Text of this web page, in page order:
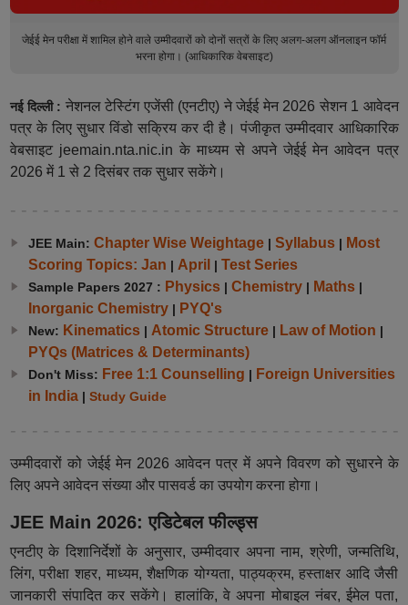
जेईई मेन परीक्षा में शामिल होने वाले उम्मीदवारों को दोनों सत्रों के लिए अलग-अलग ऑनलाइन फॉर्म
भरना होगा। (आधिकारिक वेबसाइट)
नई दिल्ली : नेशनल टेस्टिंग एजेंसी (एनटीए) ने जेईई मेन 2026 सेशन 1 आवेदन
पत्र के लिए सुधार विंडो सक्रिय कर दी है। पंजीकृत उम्मीदवार आधिकारिक
वेबसाइट jeemain.nta.nic.in के माध्यम से अपने जेईई मेन आवेदन पत्र
2026 में 1 से 2 दिसंबर तक सुधार सकेंगे।
JEE Main: Chapter Wise Weightage| Syllabus| Most
Scoring Topics: Jan | April | Test Series
Sample Papers 2027 : Physics| Chemistry| Maths|
Inorganic Chemistry| PYQ's
New: Kinematics| Atomic Structure| Law of Motion |
PYQs (Matrices & Determinants)
Don't Miss: Free 1:1 Counselling | Foreign Universities
in India| Study Guide
उम्मीदवारों को जेईई मेन 2026 आवेदन पत्र में अपने विवरण को सुधारने के
लिए अपने आवेदन संख्या और पासवर्ड का उपयोग करना होगा।
JEE Main 2026: एडिटेबल फील्ड्स
एनटीए के दिशानिर्देशों के अनुसार, उम्मीदवार अपना नाम, श्रेणी, जन्मतिथि,
लिंग, परीक्षा शहर, माध्यम, शैक्षणिक योग्यता, पाठ्यक्रम, हस्ताक्षर आदि जैसी
जानकारी संपादित कर सकेंगे। हालांकि, वे अपना मोबाइल नंबर, ईमेल पता,